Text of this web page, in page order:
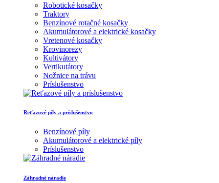
Robotické kosačky
Traktory
Benzínové rotačné kosačky
Akumulátorové a elektrické kosačky
Vretenové kosačky
Krovinorezy
Kultivátory
Vertikutátory
Nožnice na trávu
Príslušenstvo
Reťazové píly a príslušenstvo
Benzínové píly
Akumulátorové a elektrické píly
Príslušenstvo
Záhradné náradie